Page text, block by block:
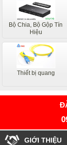
Bộ Chia, Bộ Gộp Tín
Hiệu
Thiết bị quang
GIỚI THIỆU